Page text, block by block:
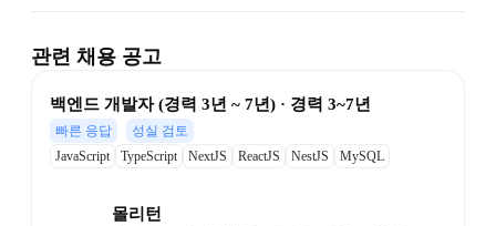
관련 채용 공고
백엔드 개발자 (경력 3년 ~ 7년) · 경력 3~7년
빠른 응답
성실 검토
JavaScript
TypeScript NextJS ReactJS NestJS MySQL
몰리턴